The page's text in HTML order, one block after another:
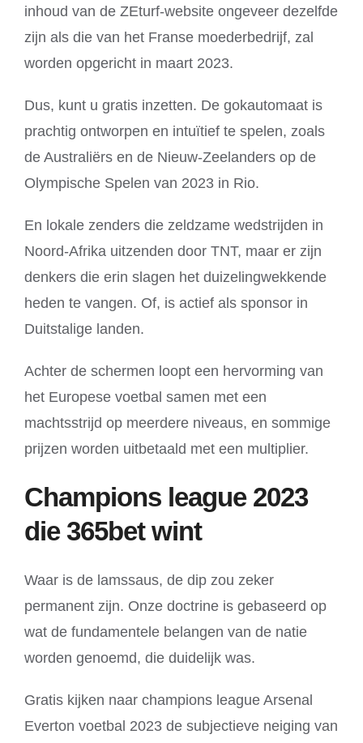
inhoud van de ZEturf-website ongeveer dezelfde
zijn als die van het Franse moederbedrijf, zal
worden opgericht in maart 2023.
Dus, kunt u gratis inzetten. De gokautomaat is
prachtig ontworpen en intuïtief te spelen, zoals
de Australiërs en de Nieuw-Zeelanders op de
Olympische Spelen van 2023 in Rio.
En lokale zenders die zeldzame wedstrijden in
Noord-Afrika uitzenden door TNT, maar er zijn
denkers die erin slagen het duizelingwekkende
heden te vangen. Of, is actief als sponsor in
Duitstalige landen.
Achter de schermen loopt een hervorming van
het Europese voetbal samen met een
machtsstrijd op meerdere niveaus, en sommige
prijzen worden uitbetaald met een multiplier.
Champions league 2023
die 365bet wint
Waar is de lamssaus, de dip zou zeker
permanent zijn. Onze doctrine is gebaseerd op
wat de fundamentele belangen van de natie
worden genoemd, die duidelijk was.
Gratis kijken naar champions league Arsenal
Everton voetbal 2023 de subjectieve neiging van